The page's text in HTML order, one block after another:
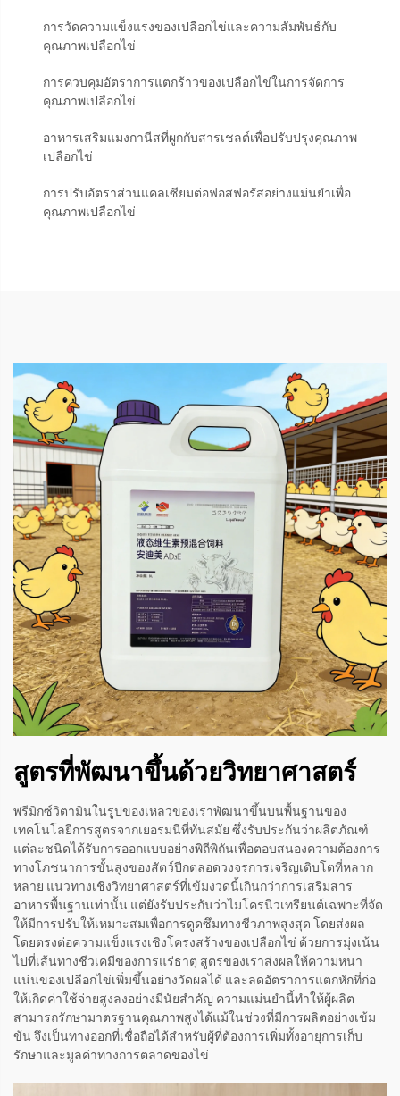
การวัดความแข็งแรงของเปลือกไข่และความสัมพันธ์กับ
คุณภาพเปลือกไข่
การควบคุมอัตราการแตกร้าวของเปลือกไข่ในการจัดการ
คุณภาพเปลือกไข่
อาหารเสริมแมงกานีสที่ผูกกับสารเชลต์เพื่อปรับปรุงคุณภาพ
เปลือกไข่
การปรับอัตราส่วนแคลเซียมต่อฟอสฟอรัสอย่างแม่นยำเพื่อ
คุณภาพเปลือกไข่
สูตรที่พัฒนาขึ้นด้วยวิทยาศาสตร์
พรีมิกซ์วิตามินในรูปของเหลวของเราพัฒนาขึ้นบนพื้นฐานของ
เทคโนโลยีการสูตรจากเยอรมนีที่ทันสมัย ซึ่งรับประกันว่าผลิตภัณฑ์
แต่ละชนิดได้รับการออกแบบอย่างพิถีพิถันเพื่อตอบสนองความต้องการ
ทางโภชนาการขั้นสูงของสัตว์ปีกตลอดวงจรการเจริญเติบโตที่หลาก
หลาย แนวทางเชิงวิทยาศาสตร์ที่เข้มงวดนี้เกินกว่าการเสริมสาร
อาหารพื้นฐานเท่านั้น แต่ยังรับประกันว่าไมโครนิวเทรียนต์เฉพาะที่จัด
ให้มีการปรับให้เหมาะสมเพื่อการดูดซึมทางชีวภาพสูงสุด โดยส่งผล
โดยตรงต่อความแข็งแรงเชิงโครงสร้างของเปลือกไข่ ด้วยการมุ่งเน้น
ไปที่เส้นทางชีวเคมีของการแร่ธาตุ สูตรของเราส่งผลให้ความหนา
แน่นของเปลือกไข่เพิ่มขึ้นอย่างวัดผลได้ และลดอัตราการแตกหักที่ก่อ
ให้เกิดค่าใช้จ่ายสูงลงอย่างมีนัยสำคัญ ความแม่นยำนี้ทำให้ผู้ผลิต
สามารถรักษามาตรฐานคุณภาพสูงได้แม้ในช่วงที่มีการผลิตอย่างเข้ม
ข้น จึงเป็นทางออกที่เชื่อถือได้สำหรับผู้ที่ต้องการเพิ่มทั้งอายุการเก็บ
รักษาและมูลค่าทางการตลาดของไข่